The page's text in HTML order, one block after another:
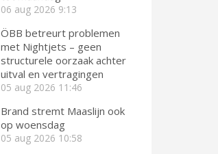
06 aug 2026 9:13
ÖBB betreurt problemen
met Nightjets – geen
structurele oorzaak achter
uitval en vertragingen
05 aug 2026 11:46
Brand stremt Maaslijn ook
op woensdag
05 aug 2026 10:58